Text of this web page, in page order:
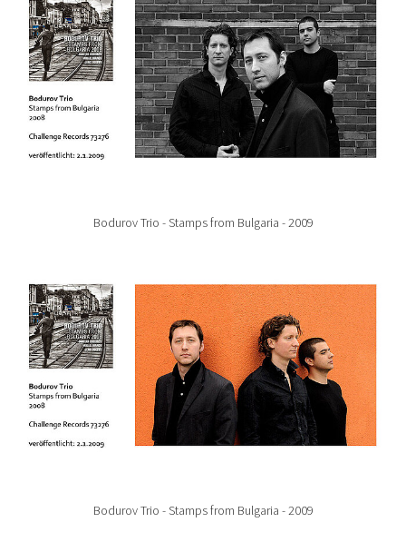
Bodurov Trio - Stamps from Bulgaria - 2009
Bodurov Trio - Stamps from Bulgaria - 2009